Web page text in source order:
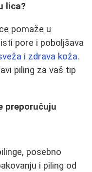
lica?
pomaže u
pore i poboljšava
i zdrava koža.
piling za vaš tip
preporučuju
posebno
i piling od